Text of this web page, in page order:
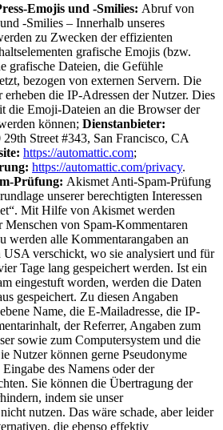
Emojis und -Smilies: Abruf von
-Smilies – Innerhalb unseres
zu Zwecken der effizienten
grafische Emojis (bzw.
grafische Dateien, die Gefühle
bezogen von externen Servern. Die
erheben die IP-Adressen der Nutzer. Dies
die Emoji-Dateien an die Browser der
können; Dienstanbieter:
Street #343, San Francisco, CA
https://automattic.com;
https://automattic.com/privacy.
Prüfung: Akismet Anti-Spam-Prüfung
unserer berechtigten Interessen
Mit Hilfe von Akismet werden
Menschen von Spam-Kommentaren
werden alle Kommentarangaben an
USA verschickt, wo sie analysiert und für
Tage lang gespeichert werden. Ist ein
eingestuft worden, werden die Daten
gespeichert. Zu diesen Angaben
Name, die E-Mailadresse, die IP-
der Referrer, Angaben zum
sowie zum Computersystem und die
Nutzer können gerne Pseudonyme
des Namens oder der
Sie können die Übertragung der
indem sie unser
nutzen. Das wäre schade, aber leider
die ebenso effektiv